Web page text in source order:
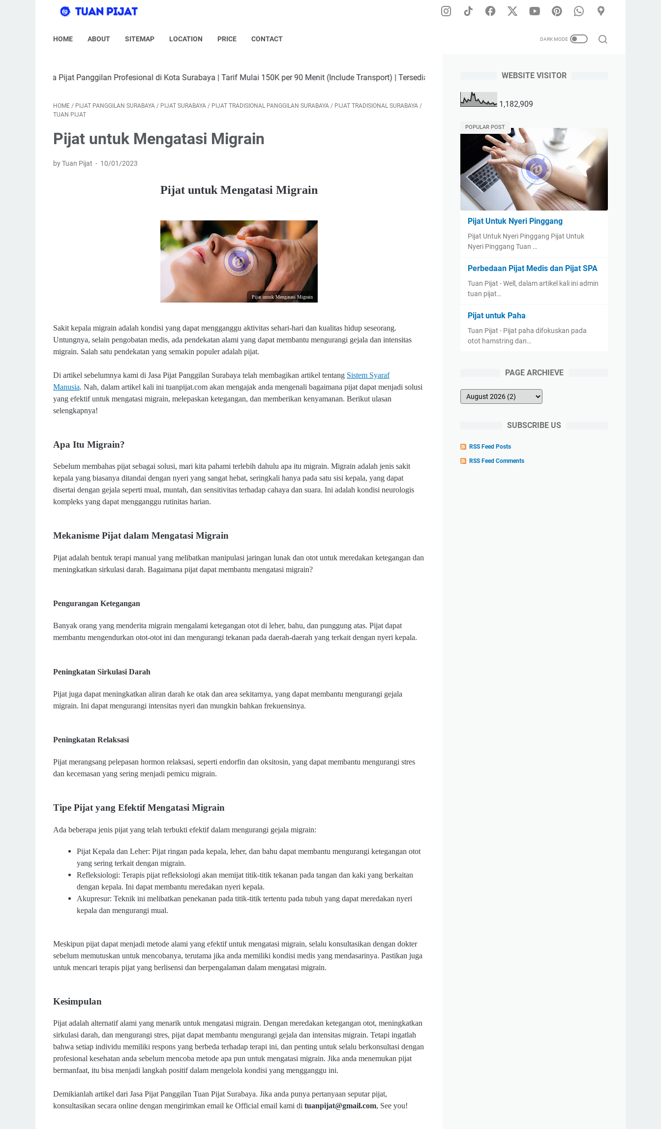
HOME ABOUT SITEMAP LOCATION PRICE CONTACT
Panggilan Profesional di Kota Surabaya | Tarif Mulai 150K per 90 Menit (Include Transport) | Tersedia Terapis Pria dan Wanita | Melayani Panggilan Untuk Seluruh Wilayah Surabaya |
HOME / PIJAT PANGGILAN SURABAYA / PIJAT SURABAYA / PIJAT TRADISIONAL PANGGILAN SURABAYA / PIJAT TRADISIONAL SURABAYA /
TUAN PIJAT
Pijat untuk Mengatasi Migrain
by Tuan Pijat 10/01/2023
Pijat untuk Mengatasi Migrain
Pijat untuk Mengatasi Migrain
Sakit kepala migrain adalah kondisi yang dapat mengganggu aktivitas sehari-hari dan kualitas hidup seseorang.
Untungnya, selain pengobatan medis, ada pendekatan alami yang dapat membantu mengurangi gejala dan intensitas
migrain. Salah satu pendekatan yang semakin populer adalah pijat.
Di artikel sebelumnya kami di Jasa Pijat Panggilan Surabaya telah membagikan artikel tentang Sistem Syaraf
Manusia. Nah, dalam artikel kali ini tuanpijat.com akan mengajak anda mengenali bagaimana pijat dapat menjadi solusi
yang efektif untuk mengatasi migrain, melepaskan ketegangan, dan memberikan kenyamanan. Berikut ulasan
selengkapnya!
Apa Itu Migrain?
Sebelum membahas pijat sebagai solusi, mari kita pahami terlebih dahulu apa itu migrain. Migrain adalah jenis sakit
kepala yang biasanya ditandai dengan nyeri yang sangat hebat, seringkali hanya pada satu sisi kepala, yang dapat
disertai dengan gejala seperti mual, muntah, dan sensitivitas terhadap cahaya dan suara. Ini adalah kondisi neurologis
kompleks yang dapat mengganggu rutinitas harian.
Mekanisme Pijat dalam Mengatasi Migrain
Pijat adalah bentuk terapi manual yang melibatkan manipulasi jaringan lunak dan otot untuk meredakan ketegangan dan
meningkatkan sirkulasi darah. Bagaimana pijat dapat membantu mengatasi migrain?
Pengurangan Ketegangan
Banyak orang yang menderita migrain mengalami ketegangan otot di leher, bahu, dan punggung atas. Pijat dapat
membantu mengendurkan otot-otot ini dan mengurangi tekanan pada daerah-daerah yang terkait dengan nyeri kepala.
Peningkatan Sirkulasi Darah
Pijat juga dapat meningkatkan aliran darah ke otak dan area sekitarnya, yang dapat membantu mengurangi gejala
migrain. Ini dapat mengurangi intensitas nyeri dan mungkin bahkan frekuensinya.
Peningkatan Relaksasi
Pijat merangsang pelepasan hormon relaksasi, seperti endorfin dan oksitosin, yang dapat membantu mengurangi stres
dan kecemasan yang sering menjadi pemicu migrain.
Tipe Pijat yang Efektif Mengatasi Migrain
Ada beberapa jenis pijat yang telah terbukti efektif dalam mengurangi gejala migrain:
Pijat Kepala dan Leher: Pijat ringan pada kepala, leher, dan bahu dapat membantu mengurangi ketegangan otot
yang sering terkait dengan migrain.
Refleksiologi: Terapis pijat refleksiologi akan memijat titik-titik tekanan pada tangan dan kaki yang berkaitan
dengan kepala. Ini dapat membantu meredakan nyeri kepala.
Akupresur: Teknik ini melibatkan penekanan pada titik-titik tertentu pada tubuh yang dapat meredakan nyeri
kepala dan mengurangi mual.
Meskipun pijat dapat menjadi metode alami yang efektif untuk mengatasi migrain, selalu konsultasikan dengan dokter
sebelum memutuskan untuk mencobanya, terutama jika anda memiliki kondisi medis yang mendasarinya. Pastikan juga
untuk mencari terapis pijat yang berlisensi dan berpengalaman dalam mengatasi migrain.
Kesimpulan
Pijat adalah alternatif alami yang menarik untuk mengatasi migrain. Dengan meredakan ketegangan otot, meningkatkan
sirkulasi darah, dan mengurangi stres, pijat dapat membantu mengurangi gejala dan intensitas migrain. Tetapi ingatlah
bahwa setiap individu memiliki respons yang berbeda terhadap terapi ini, dan penting untuk selalu berkonsultasi dengan
profesional kesehatan anda sebelum mencoba metode apa pun untuk mengatasi migrain. Jika anda menemukan pijat
bermanfaat, itu bisa menjadi langkah positif dalam mengelola kondisi yang mengganggu ini.
Demikianlah artikel dari Jasa Pijat Panggilan Tuan Pijat Surabaya. Jika anda punya pertanyaan seputar pijat,
konsultasikan secara online dengan mengirimkan email ke Official email kami di tuanpijat@gmail.com, See you!
WEBSITE VISITOR
1,182,909
POPULAR POST
Pijat Untuk Nyeri Pinggang
Pijat Untuk Nyeri Pinggang Pijat Untuk
Nyeri Pinggang Tuan …
Perbedaan Pijat Medis dan Pijat SPA
Tuan Pijat - Well, dalam artikel kali ini admin
tuan pijat…
Pijat untuk Paha
Tuan Pijat - Pijat paha difokuskan pada
otot hamstring dan…
PAGE ARCHIEVE
SUBSCRIBE US
RSS Feed Posts
RSS Feed Comments